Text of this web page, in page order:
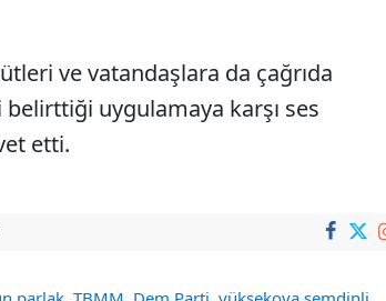
ve vatandaşlara da çağrıda
uygulamaya karşı ses
etti.